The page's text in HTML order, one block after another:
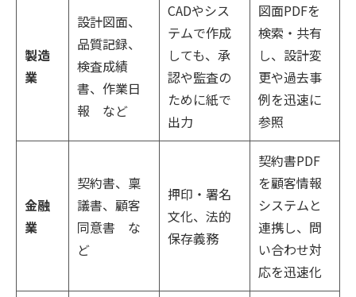
製造
業
設計図面、
品質記録、
検査成績
書、作業日
報 など
CADやシス
テムで作成
しても、承
認や監査の
ために紙で
出力
図面PDFを
検索・共有
し、設計変
更や過去事
例を迅速に
参照
金融
業
契約書、稟
議書、顧客
同意書 な
ど
押印・署名
文化、法的
保存義務
契約書PDF
を顧客情報
システムと
連携し、問
い合わせ対
応を迅速化